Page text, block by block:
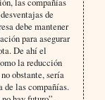
de
debe mantener
para asegurar
De ahí el
la reducción
obstante, sería
de las compañías.